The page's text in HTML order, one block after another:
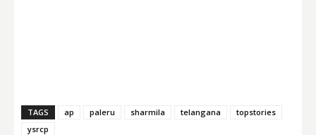
TAGS ap paleru sharmila telangana
topstories
ysrcp